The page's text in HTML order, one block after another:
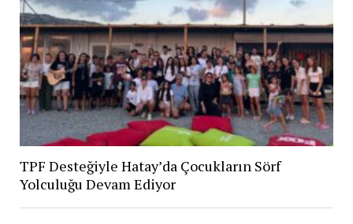
TPF Desteğiyle Hatay’da Çocukların Sörf
Yolculuğu Devam Ediyor